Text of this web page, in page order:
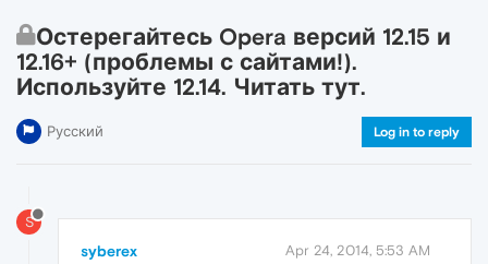
Остерегайтесь Opera версий 12.15 и
12.16+ (проблемы с сайтами!).
Используйте 12.14. Читать тут.
Русский Log in to reply
S
syberex Apr 24, 2014, 5:53 AM